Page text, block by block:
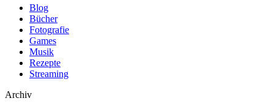
Blog
Bücher
Fotografie
Games
Musik
Rezepte
Streaming
Archiv